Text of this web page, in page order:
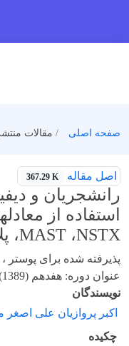
صفحه اصلی مقالات
اصل مقاله 367.29 K
رانشجریان و
،MAST ،NSTX پلانک در توکامکهای
پذیرفته شده برای پوستر ،
عنوان دوره: هفدهم (1389)
نویسندگان
اکبر پروازیان علی اصغر
چکیده